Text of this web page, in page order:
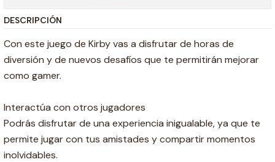
DESCRIPCIÓN
Con este juego de Kirby vas a disfrutar de horas de
diversión y de nuevos desafíos que te permitirán mejorar
como gamer.
Interactúa con otros jugadores
Podrás disfrutar de una experiencia inigualable, ya que te
permite jugar con tus amistades y compartir momentos
inolvidables.